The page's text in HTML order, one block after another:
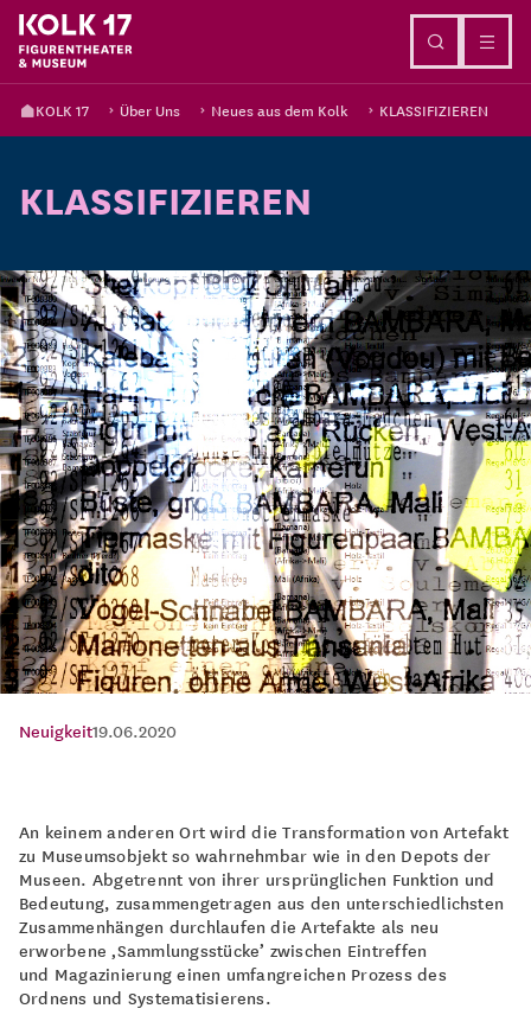
KOLK 17 Über Uns Neues aus dem Kolk KLASSIFIZIEREN
KLASSIFIZIEREN
Neuigkeit19.06.2020
An keinem anderen Ort wird die Transformation von Artefakt
zu Museumsobjekt so wahrnehmbar wie in den Depots der
Museen. Abgetrennt von ihrer ursprünglichen Funktion und
Bedeutung, zusammengetragen aus den unterschiedlichsten
Zusammenhängen durchlaufen die Artefakte als neu
erworbene ‚Sammlungsstücke’ zwischen Eintreffen
und Magazinierung einen umfangreichen Prozess des
Ordnens und Systematisierens.